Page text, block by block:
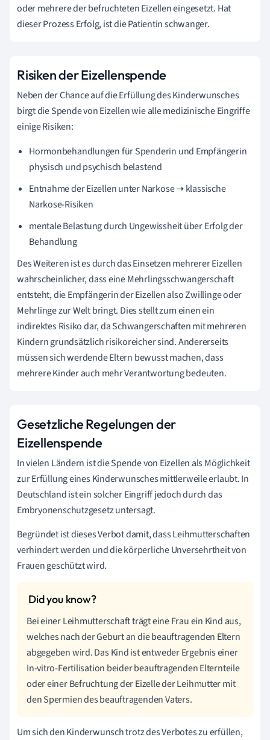
oder mehrere der befruchteten Eizellen eingesetzt. Hat
dieser Prozess Erfolg, ist die Patientin schwanger.
Risiken der Eizellenspende
Neben der Chance auf die Erfüllung des Kinderwunsches
birgt die Spende von Eizellen wie alle medizinische Eingriffe
einige Risiken:
Hormonbehandlungen für Spenderin und Empfängerin
physisch und psychisch belastend
Entnahme der Eizellen unter Narkose ➝ klassische
Narkose-Risiken
mentale Belastung durch Ungewissheit über Erfolg der
Behandlung
Des Weiteren ist es durch das Einsetzen mehrerer Eizellen
wahrscheinlicher, dass eine Mehrlingsschwangerschaft
entsteht, die Empfängerin der Eizellen also Zwillinge oder
Mehrlinge zur Welt bringt. Dies stellt zum einen ein
indirektes Risiko dar, da Schwangerschaften mit mehreren
Kindern grundsätzlich risikoreicher sind. Andererseits
müssen sich werdende Eltern bewusst machen, dass
mehrere Kinder auch mehr Verantwortung bedeuten.
Gesetzliche Regelungen der
Eizellenspende
In vielen Ländern ist die Spende von Eizellen als Möglichkeit
zur Erfüllung eines Kinderwunsches mittlerweile erlaubt. In
Deutschland ist ein solcher Eingriff jedoch durch das
Embryonenschutzgesetz untersagt.
Begründet ist dieses Verbot damit, dass Leihmutterschaften
verhindert werden und die körperliche Unversehrtheit von
Frauen geschützt wird.
Bei einer Leihmutterschaft trägt eine Frau ein Kind aus,
welches nach der Geburt an die beauftragenden Eltern
abgegeben wird. Das Kind ist entweder Ergebnis einer
In-vitro-Fertilisation beider beauftragenden Elternteile
oder einer Befruchtung der Eizelle der Leihmutter mit
den Spermien des beauftragenden Vaters.
Um sich den Kinderwunsch trotz des Verbotes zu erfüllen,